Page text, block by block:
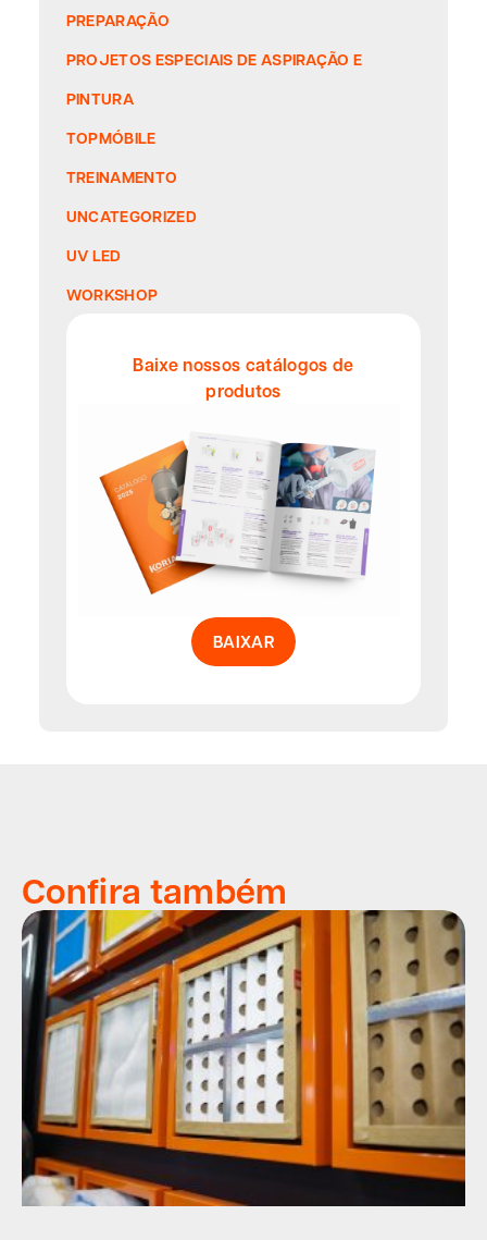
PREPARAÇÃO
PROJETOS ESPECIAIS DE ASPIRAÇÃO E
PINTURA
TOPMÓBILE
TREINAMENTO
UNCATEGORIZED
UV LED
WORKSHOP
Baixe nossos catálogos de
produtos
BAIXAR
Confira também